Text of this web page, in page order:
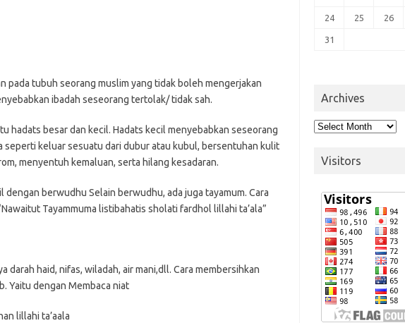
pada tubuh seorang muslim yang tidak boleh mengerjakan
ibadah seseorang tertolak/ tidak sah.
hadats besar dan kecil. Hadats kecil menyebabkan seseorang
seperti keluar sesuatu dari dubur atau kubul, bersentuhan kulit
menyentuh kemaluan, serta hilang kesadaran.
berwudhu Selain berwudhu, ada juga tayamum. Cara
Tayammuma listibahatis sholati fardhol lillahi ta’ala”
darah haid, nifas, wiladah, air mani,dll. Cara membersihkan
Yaitu dengan Membaca niat
lillahi ta’aala
24 25 26
31
Archives
Archives
Visitors